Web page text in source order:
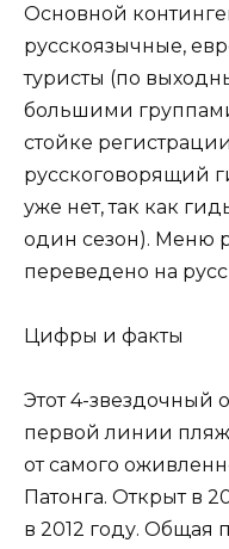
Основной
русскоязычные,
туристы (по
большими
стойке
русскоговорящий
уже нет, так как
один сезон). Меню
переведено на
Цифры и факты
Этот 4-звездочный
первой линии
от самого
Патонга. Открыт в
в 2012 году. Общая